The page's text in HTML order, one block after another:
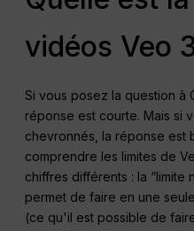
vidéos Veo
Si vous posez la question à
réponse est courte. Mais si
chevronnés, la réponse est
comprendre les limites de
chiffres différents : la “limite
permet de faire en une
(ce qu'il est possible de